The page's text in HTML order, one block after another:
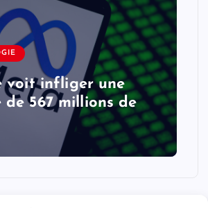
voit infliger une
de 567 millions de